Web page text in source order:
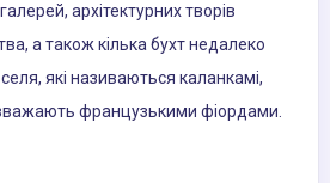
архітектурних творів
а також кілька бухт недалеко
які називаються каланкамі,
французькими фіордами.